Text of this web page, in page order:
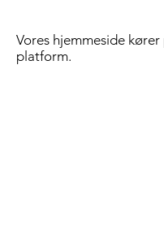
Vores hjemmeside kører
platform.